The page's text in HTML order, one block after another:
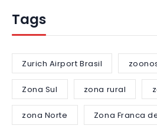
Tags
Zurich Airport Brasil
Zona Sul zona rural
zona Norte Zona Franca